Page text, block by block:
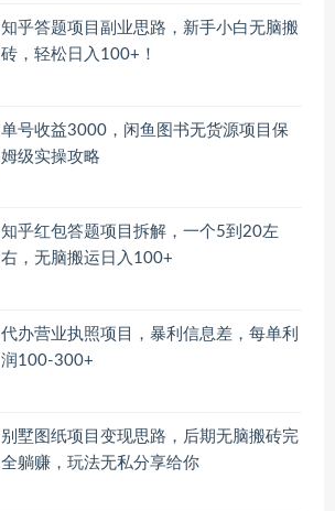
知乎答题项目副业思路，新手小白无脑搬
砖，轻松日入100+！
单号收益3000，闲鱼图书无货源项目保
姆级实操攻略
知乎红包答题项目拆解，一个5到20左
右，无脑搬运日入100+
代办营业执照项目，暴利信息差，每单利
润100-300+
别墅图纸项目变现思路，后期无脑搬砖完
全躺赚，玩法无私分享给你